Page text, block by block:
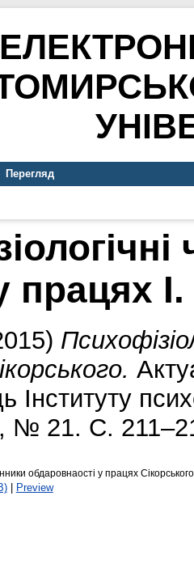
Перегляд
працях
Інституту
№ 21. С.
обдаровнаості у працях
| Preview